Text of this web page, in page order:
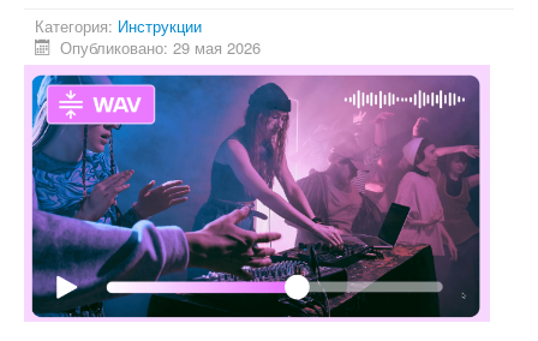
Процессоры
Инструкции
Рейтинги
Конференция
Системные программы
Софт
Категория: Инструкции
Опубликовано: 29 мая 2026